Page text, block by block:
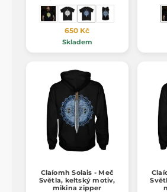
650 Kč
Skladem
Claíomh Solais - Meč
Světla, keltský motiv,
mikina zipper